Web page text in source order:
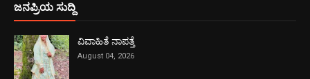
ಜನಪ್ರಿಯ ಸುದ್ದಿ
ವಿವಾಹಿತೆ ನಾಪತ್ತೆ
August 04, 2026